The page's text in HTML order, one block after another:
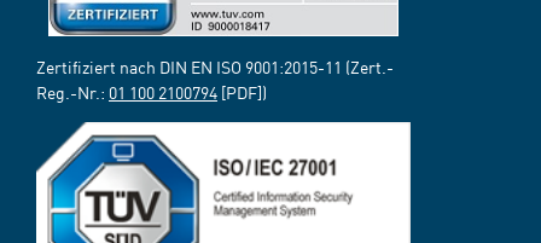
Zertifiziert nach DIN EN ISO 9001:2015-11 (Zert.-
Reg.-Nr.: 01 100 2100794 [PDF])